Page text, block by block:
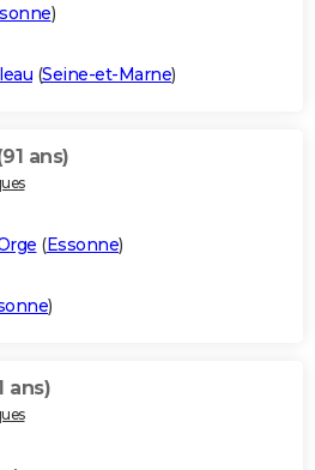
)
(Seine-et-Marne)
ans)
(Essonne)
)
ans)